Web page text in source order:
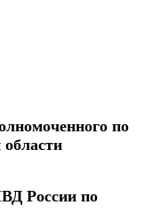
по
России по